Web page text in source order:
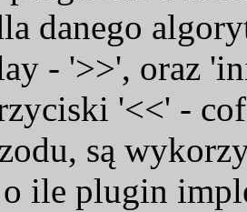
danego
- '>>', oraz
'<<' -
są
ile plugin